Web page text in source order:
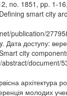
no. 1851, pp. 1-
smart city
publication/
Дата доступу:
city
document/
архітектура
молодих